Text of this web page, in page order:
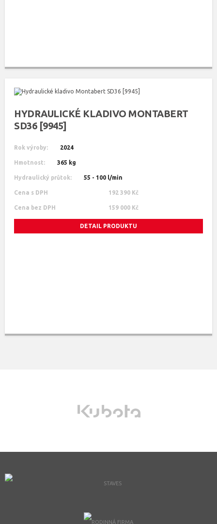
HYDRAULICKÉ KLADIVO MONTABERT
SD36 [9945]
Rok výroby: 2024
Hmotnost: 365 kg
Hydraulický průtok: 55 - 100 l/min
Cena s DPH 192 390 Kč
Cena bez DPH 159 000 Kč
DETAIL PRODUKTU